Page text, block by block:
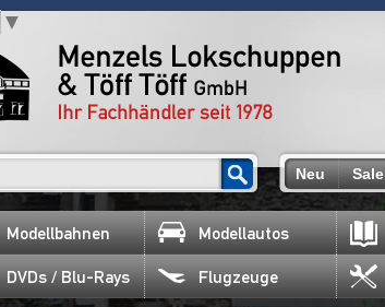
▼
Neu Sale
Modellbahnen Modellautos
DVDs / Blu-Rays Flugzeuge